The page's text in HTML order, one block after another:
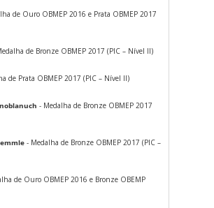
de Ouro OBMEP 2016 e Prata OBMEP 2017
de Bronze OBMEP 2017 (PIC – Nível II)
de Prata OBMEP 2017 (PIC – Nível II)
- Medalha de Bronze OBMEP 2017
- Medalha de Bronze OBMEP 2017 (PIC –
de Ouro OBMEP 2016 e Bronze OBEMP